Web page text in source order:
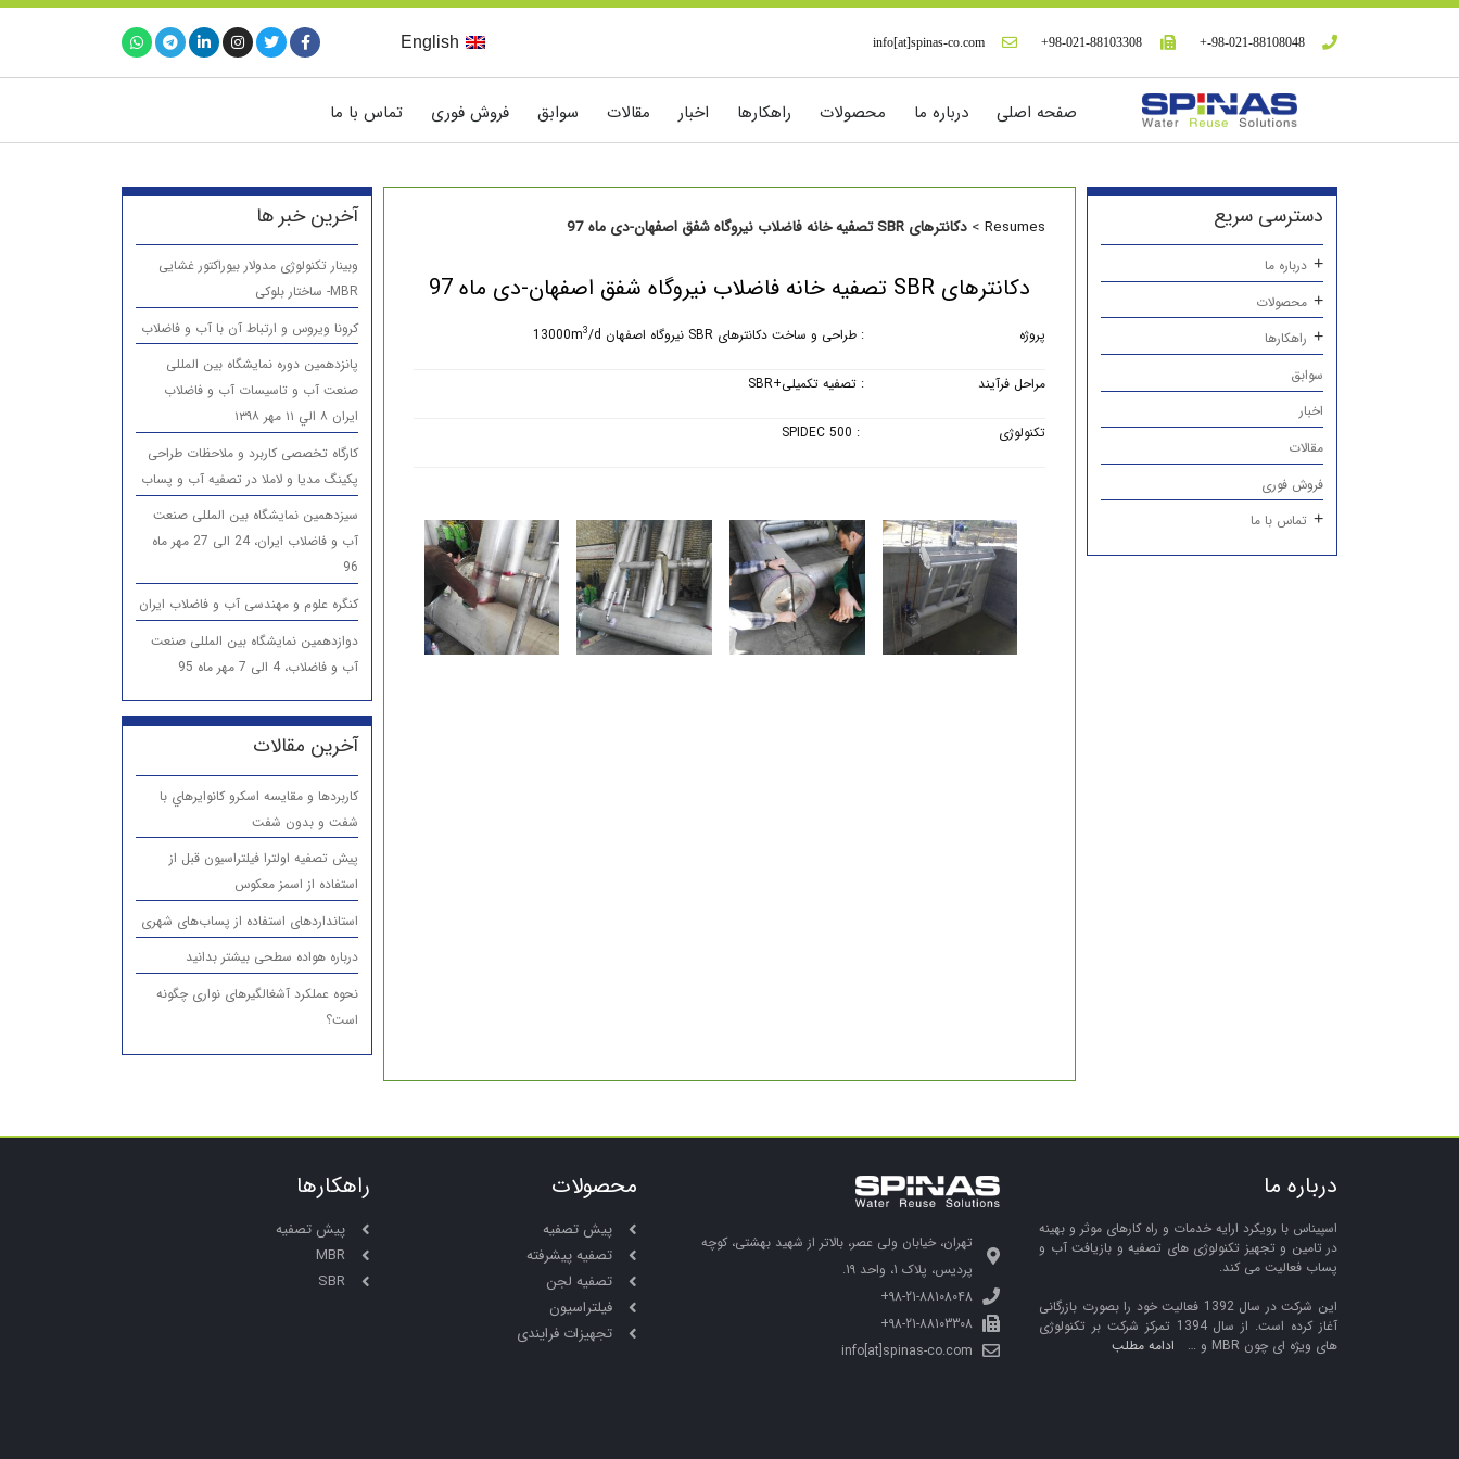
98-021-88108048-+
98-021-88103308+
info[at]spinas-co.com
English
صفحه اصلی درباره ما محصولات راهکارها اخبار مقالات سوابق فروش فوری تماس با ما
دسترسی سریع
درباره ما
محصولات
راهکارها
سوابق
اخبار
مقالات
فروش فوری
تماس با ما
Resumes
> دکانترهای SBR تصفیه خانه فاضلاب نیروگاه شفق اصفهان-دی ماه 97
دکانترهای SBR تصفیه خانه فاضلاب نیروگاه شفق اصفهان-دی ماه 97
پروژه : طراحی و ساخت دکانترهای SBR نیروگاه اصفهان 13000m 3/d
مراحل فرآیند : تصفیه تکمیلی+SBR
تکنولوژی : SPIDEC 500
آخرین خبر ها
وبینار تکنولوژی مدولار بیوراکتور غشایی
MBR- ساختار بلوکی
کرونا ویروس و ارتباط آن با آب و فاضلاب
پانزدهمين دوره نمایشگاه بین المللی
صنعت آب و تاسیسات آب و فاضلاب
ایران ۸ الي ۱۱ مهر ۱۳۹۸
کارگاه تخصصی کاربرد و ملاحظات طراحی
پکینگ مدیا و لاملا در تصفیه آب و پساب
سیزدهمین نمایشگاه بین المللی صنعت
آب و فاضلاب ایران، 24 الی 27 مهر ماه
96
کنگره علوم و مهندسی آب و فاضلاب ایران
دوازدهمین نمایشگاه بین المللی صنعت
آب و فاضلاب، 4 الی 7 مهر ماه 95
آخرین مقالات
كاربردها و مقایسه اسكرو كانوايرهاي با
شفت و بدون شفت
پیش تصفیه اولترا فیلتراسیون قبل از
استفاده از اسمز معکوس
استانداردهای استفاده از پساب‌های شهری
درباره هواده سطحی بیشتر بدانید
نحوه عملکرد آشغالگیرهای نواری چگونه
است؟
درباره ما
اسپیناس با رویکرد ارایه خدمات و راه کارهای موثر و بهینه
در تامین و تجهیز تکنولوژی های تصفیه و بازیافت آب و
پساب فعالیت می کند.
این شرکت در سال 1392 فعالیت خود را بصورت بازرگانی
آغاز کرده است. از سال 1394 تمرکز شرکت بر تکنولوژی
های ویژه ای چون MBR و …
ادامه مطلب
تهران، خیابان ولی عصر، بالاتر از شهید بهشتی، کوچه
پردیس، پلاک 1، واحد 19.
98-21-88108048+
98-21-88103308+
info[at]spinas-co.com
محصولات
پیش تصفیه
تصفیه پیشرفته
تصفیه لجن
فیلتراسیون
تجهیزات فرایندی
راهکارها
پیش تصفیه
MBR
SBR